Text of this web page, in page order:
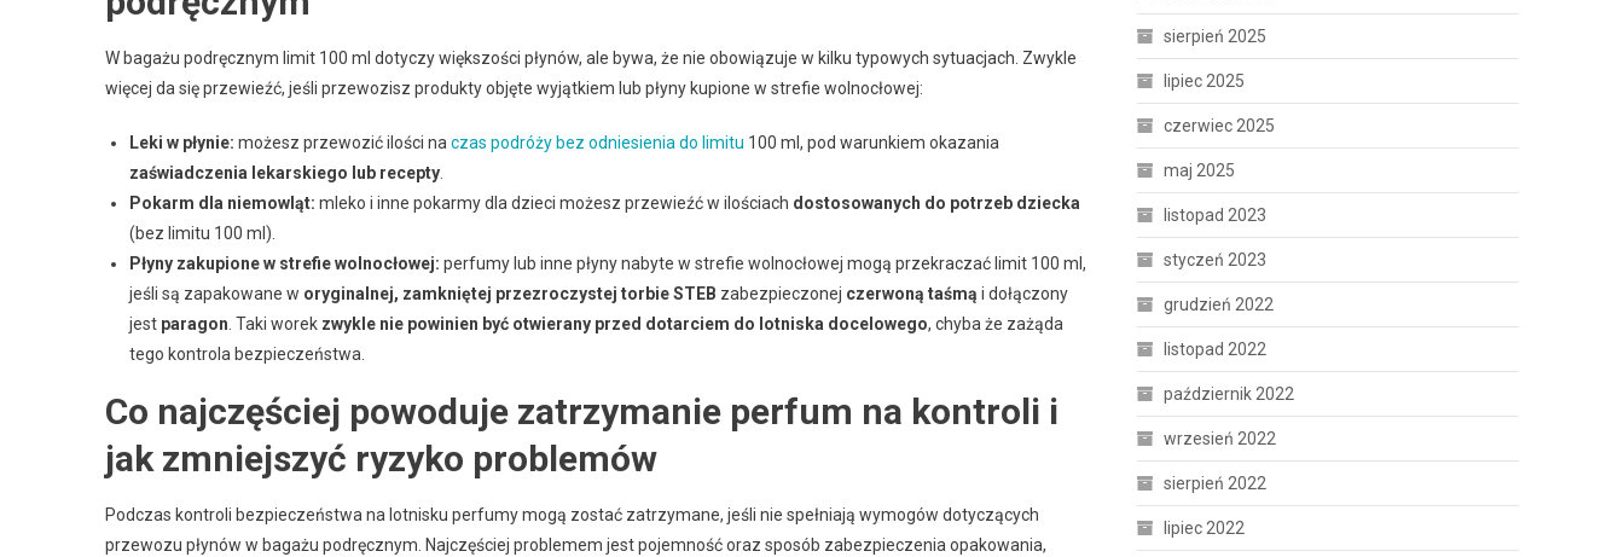
W bagażu podręcznym limit 100 ml dotyczy większości płynów, ale bywa, że nie obowiązuje w kilku typowych sytuacjach. Zwykle
więcej da się przewieźć, jeśli przewozisz produkty objęte wyjątkiem lub płyny kupione w strefie wolnocłowej:
Leki w płynie: możesz przewozić ilości naczas podróży bez odniesienia do limitu 100 ml, pod warunkiem okazania
zaświadczenia lekarskiego lub recepty.
Pokarm dla niemowląt: mleko i inne pokarmy dla dzieci możesz przewieźć w ilościach dostosowanych do potrzeb dziecka
(bez limitu 100 ml).
Płyny zakupione w strefie wolnocłowej: perfumy lub inne płyny nabyte w strefie wolnocłowej mogą przekraczać limit 100 ml,
jeśli są zapakowane w oryginalnej, zamkniętej przezroczystej torbie STEB zabezpieczonej czerwoną taśmą i dołączony
jest paragon. Taki worek zwykle nie powinien być otwierany przed dotarciem do lotniska docelowego, chyba że zażąda
tego kontrola bezpieczeństwa.
Co najczęściej powoduje zatrzymanie perfum na kontroli i
jak zmniejszyć ryzyko problemów
Podczas kontroli bezpieczeństwa na lotnisku perfumy mogą zostać zatrzymane, jeśli nie spełniają wymogów dotyczących
przewozu płynów w bagażu podręcznym. Najczęściej problemem jest pojemność oraz sposób zabezpieczenia opakowania,
sierpień 2025
lipiec 2025
czerwiec 2025
maj 2025
listopad 2023
styczeń 2023
grudzień 2022
listopad 2022
październik 2022
wrzesień 2022
sierpień 2022
lipiec 2022